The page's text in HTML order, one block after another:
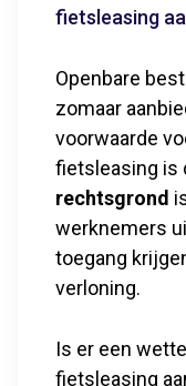
fietsleasing
Openbare
zomaar
voorwaarde
fietsleasing is
rechtsgrond
werknemers
toegang
verloning.
Is er een
fietsleasing